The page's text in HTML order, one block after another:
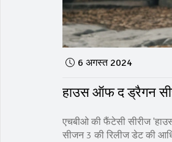
6 अगस्त 2024
हाउस ऑफ द ड्रैगन
एचबीओ की फैंटेसी सीरीज
सीजन 3 की रिलीज डेट की